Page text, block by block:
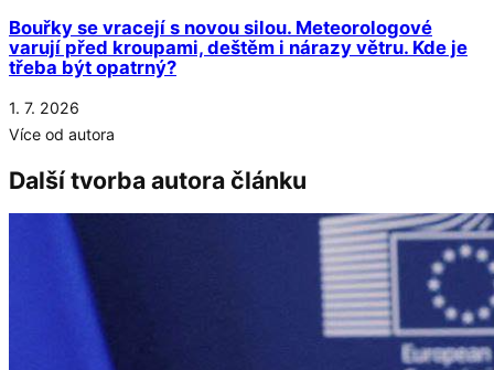
Bouřky se vracejí s novou silou. Meteorologové
varují před kroupami, deštěm i nárazy větru. Kde je
třeba být opatrný?
1. 7. 2026
Více od autora
Další tvorba autora článku